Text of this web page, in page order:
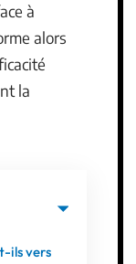
à
alors
la
ils vers